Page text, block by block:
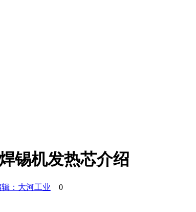
锡机发热芯介绍
：大河工业 0